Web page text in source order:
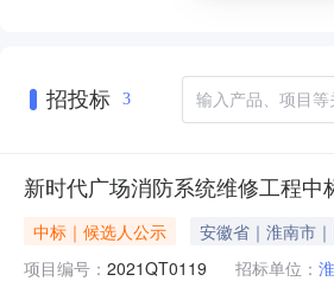
招投标 3
新时代广场消防系统维修工程中
中标｜候选人公示
安徽省｜淮南市
项目编号： 2021QT0119 招标单位：